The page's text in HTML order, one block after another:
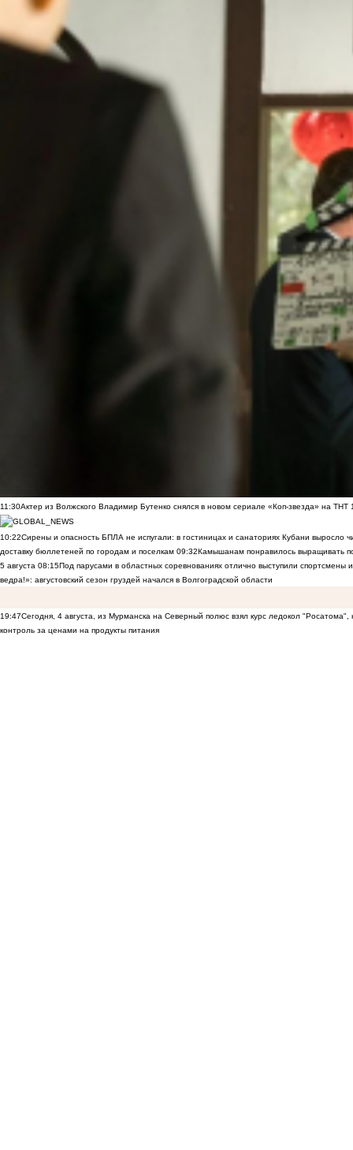
11:30Актер из Волжского Владимир Бутенко снялся в новом сериале «Коп-звезда» на ТНТ
10:22Сирены и опасность БПЛА не испугали: в гостиницах и санаториях Кубани выросло
доставку бюллетеней по городам и поселкам 09:32Камышанам понравилось выращивать
5 августа 08:15Под парусами в областных соревнованиях отлично выступили спортсмены
ведра!»: августовский сезон груздей начался в Волгоградской области
19:47Сегодня, 4 августа, из Мурманска на Северный полюс взял курс ледокол
контроль за ценами на продукты питания